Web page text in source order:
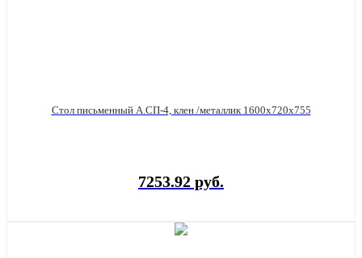
Стол письменный А.СП-4, клен /металлик 1600х720х755
7253.92 руб.